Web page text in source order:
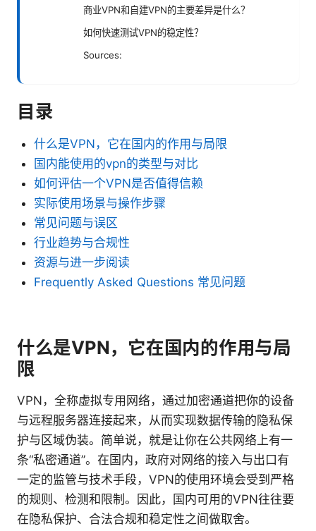
商业VPN和自建VPN的主要差异是什么？
如何快速测试VPN的稳定性？
Sources:
目录
什么是VPN，它在国内的作用与局限
国内能使用的vpn的类型与对比
如何评估一个VPN是否值得信赖
实际使用场景与操作步骤
常见问题与误区
行业趋势与合规性
资源与进一步阅读
Frequently Asked Questions 常见问题
什么是VPN，它在国内的作用与局
限
VPN，全称虚拟专用网络，通过加密通道把你的设备
与远程服务器连接起来，从而实现数据传输的隐私保
护与区域伪装。简单说，就是让你在公共网络上有一
条“私密通道”。在国内，政府对网络的接入与出口有
一定的监管与技术手段，VPN的使用环境会受到严格
的规则、检测和限制。因此，国内可用的VPN往往要
在隐私保护、合法合规和稳定性之间做取舍。